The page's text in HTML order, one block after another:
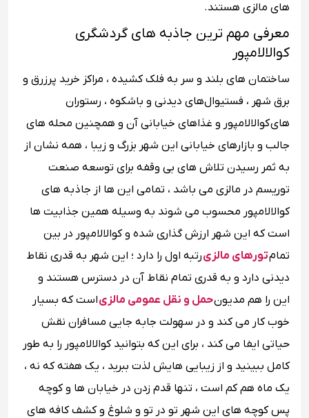
های مالزی هستند.
معرفی مهم ترین جاذبه های گردشگری
کوالالامپور
ساختمان های بلند و سر به فلک کشیده ، مراکز خرید پرزرق و
برق شهر ، فستیوال‌های دیدنی و باشکوه ، رستوران
هایکوالالامپور و غذاهای خیابانی آن و همچنین محله های
جالب و بازار‌های خیابانی این شهر بزرگ و زیبا ، همه نشان از
به ثمر رسیدن تلاش های بی وقفه برای توسعه صنعت
توریسم در مالزی می باشد ، تمامی این ها از جاذبه های
کوالالامپور محسوب می شوند به وسیله همین جذابیت ها
است که این شهر ارزش گذاری شده و کوالالامپور در بین
تمامتورهای مالزیرتبه اول را دارد ؛ این شهر به قدری نقاط
دیدنی دارد و به قدری تمام نقاط آن در دسترس هستند و
این را هم مدیونحمل و نقل عمومی مالزیاست که بسیار
خوب کار می کند و در سهولت جابه جایی مسافران نقش
حیاتی ایفا می کند ، برای این که بتوانید کوالالامپور را به طور
کامل ببینید و از زیبایی هایش لذت ببرید ، یک هفته که نه ،
یک ماه هم کم است ، تنها قدم زدن در خیابان ها و کوچه
پس کوچه های این شهر تو در تو و شلوغ و کشف کافه های